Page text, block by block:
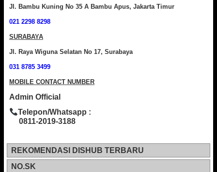
Jl. Bambu Kuning No 35 A Bambu Apus, Jakarta Timur
021 2298 8298
SURABAYA
Jl. Raya Wiguna Selatan No 17, Surabaya
031 8785 3499
MOBILE CONTACT NUMBER
Admin Official
Telepon/Whatsapp :
0811-2019-3188
REKOMENDASI DISHUB TERBARU
NO.SK